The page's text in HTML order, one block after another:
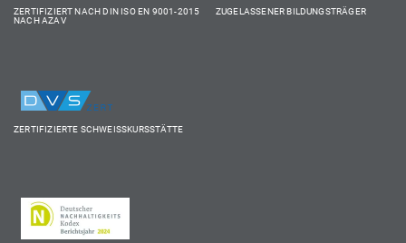
ZERTIFIZIERT NACH DIN ISO EN 9001-2015 ZUGELASSENER BILDUNGSTRÄGER
NACH AZAV
ZERTIFIZIERTE SCHWEISSKURSSTÄTTE